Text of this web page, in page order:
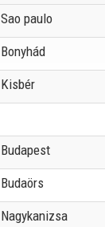
Sao paulo
Bonyhád
Kisbér
Budapest
Budaörs
Nagykanizsa